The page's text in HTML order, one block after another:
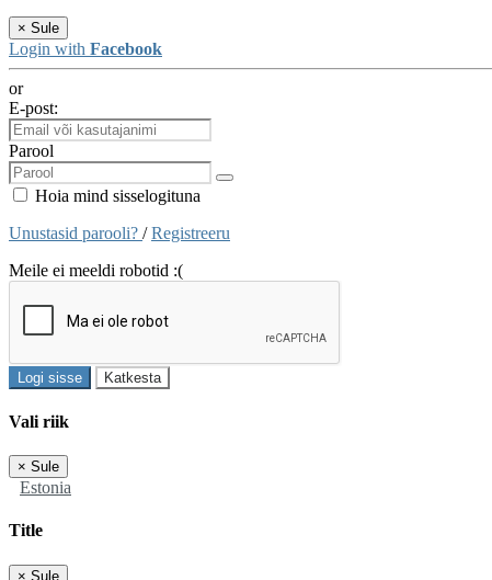
× Sule
Login with Facebook
or
E-post:
Parool
Hoia mind sisselogituna
Unustasid parooli? /Registreeru
Meile ei meeldi robotid :(
Logi sisse Katkesta
Vali riik
× Sule
Estonia
Title
× Sule